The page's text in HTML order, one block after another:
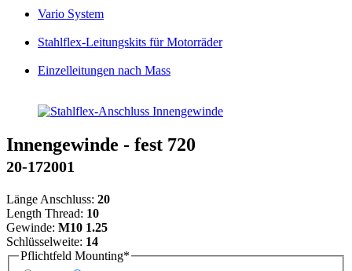
Vario System
Stahlflex-Leitungskits für Motorräder
Einzelleitungen nach Mass
Innengewinde - fest 720
20-172001
Länge Anschluss: 20
Length Thread: 10
Gewinde: M10 1.25
Schlüsselweite: 14
Pflichtfeld Mounting*